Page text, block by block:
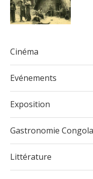
Cinéma
Evénements
Exposition
Gastronomie
Littérature